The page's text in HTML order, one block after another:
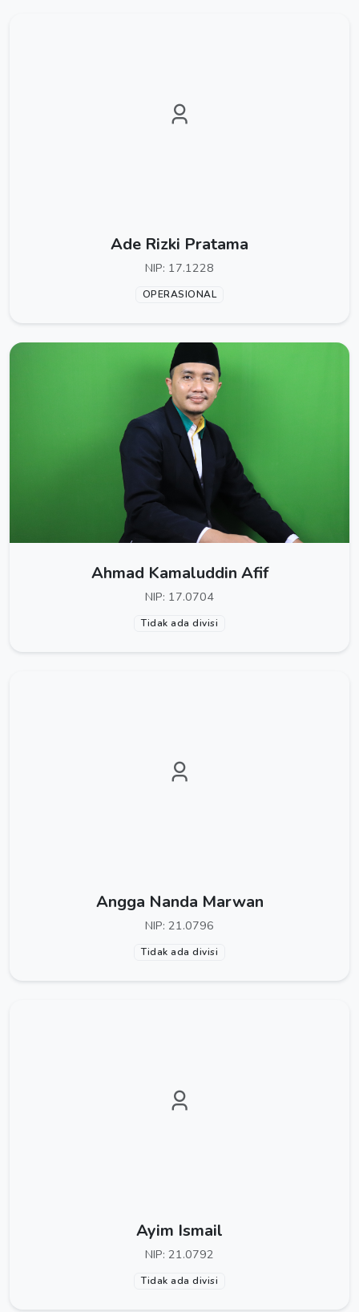
Ade Rizki Pratama
NIP: 17.1228
OPERASIONAL
Ahmad Kamaluddin Afif
NIP: 17.0704
Tidak ada divisi
Angga Nanda Marwan
NIP: 21.0796
Tidak ada divisi
Ayim Ismail
NIP: 21.0792
Tidak ada divisi